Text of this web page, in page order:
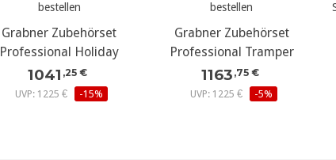
mehr Details...
Grabner Zubehörset
Professional Holiday
1041 ,25 €
UVP: 1225 €
-15%
mehr Details...
Grabner Zubehörset
Professional Tramper
1163 ,75 €
UVP: 1225 €
-5%